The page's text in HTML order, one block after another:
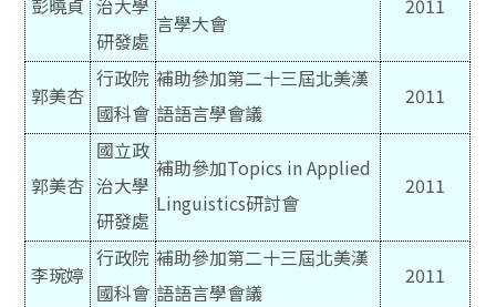
彭曉貞 治大學
研發處
言學大會
2011
郭美杏
行政院
國科會
補助參加第二十三屆北美漢
語語言學會議
2011
郭美杏
國立政
治大學
研發處
補助參加Topics in Applied
Linguistics研討會
2011
李琬婷
行政院
國科會
補助參加第二十三屆北美漢
語語言學會議
2011